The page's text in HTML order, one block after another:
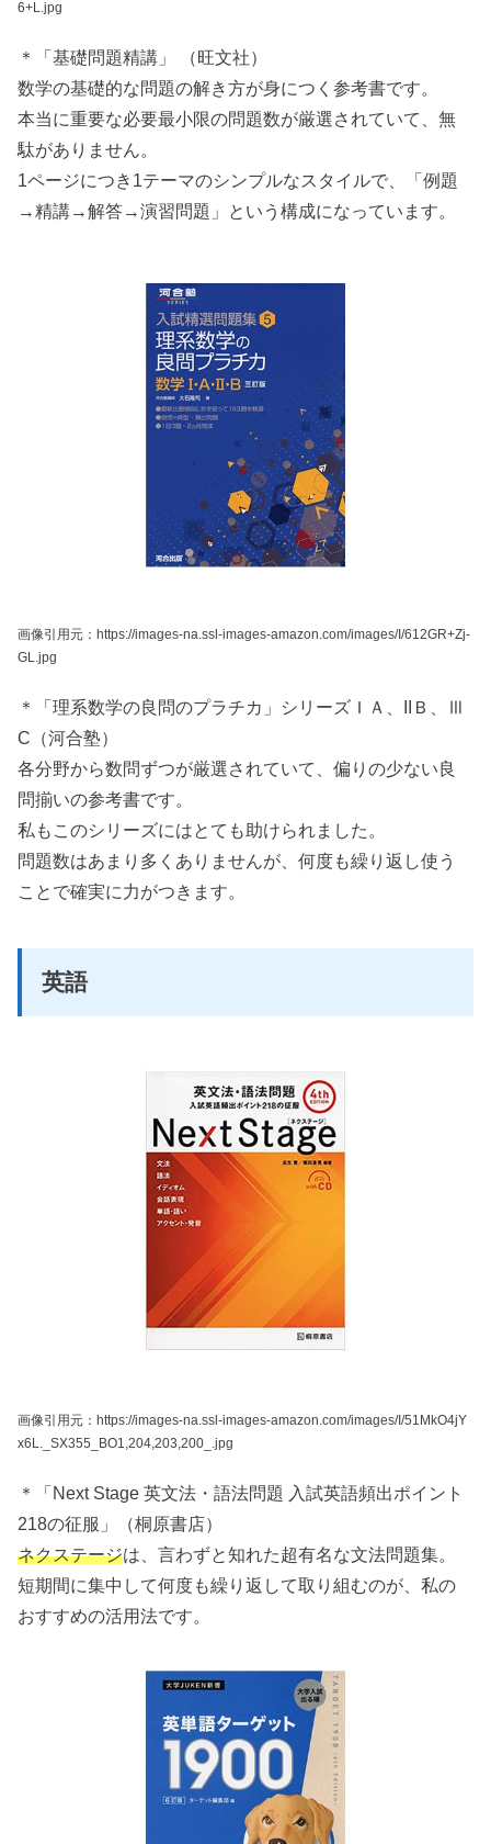
6+L.jpg
＊「基礎問題精講」 （旺文社）
数学の基礎的な問題の解き方が身につく参考書です。
本当に重要な必要最小限の問題数が厳選されていて、無
駄がありません。
1ページにつき1テーマのシンプルなスタイルで、「例題
→精講→解答→演習問題」という構成になっています。
画像引用元：https://images-na.ssl-images-amazon.com/images/I/612GR+Zj-
GL.jpg
＊「理系数学の良問のプラチカ」シリーズＩＡ、IIＢ、Ⅲ
C（河合塾）
各分野から数問ずつが厳選されていて、偏りの少ない良
問揃いの参考書です。
私もこのシリーズにはとても助けられました。
問題数はあまり多くありませんが、何度も繰り返し使う
ことで確実に力がつきます。
英語
画像引用元：https://images-na.ssl-images-amazon.com/images/I/51MkO4jY
x6L._SX355_BO1,204,203,200_.jpg
＊「Next Stage 英文法・語法問題 入試英語頻出ポイント
218の征服」（桐原書店）
ネクステージは、言わずと知れた超有名な文法問題集。
短期間に集中して何度も繰り返して取り組むのが、私の
おすすめの活用法です。